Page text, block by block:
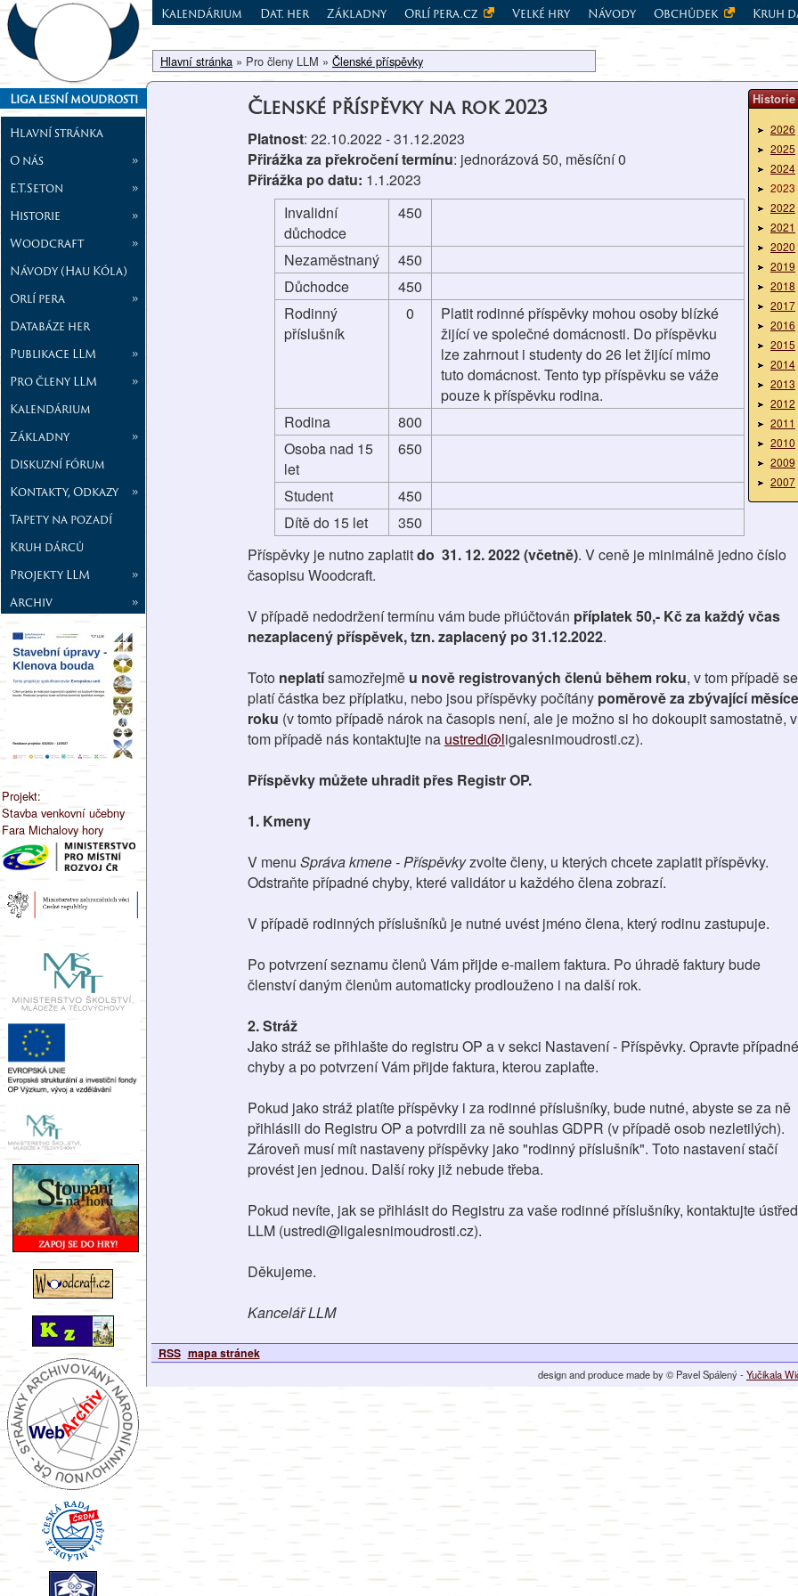
Liga lesní moudrosti
Hlavní stránka
O nás
»
E.T.Seton
»
Historie
»
Woodcraft
»
Návody (Hau Kóla)
Orlí pera
»
Databáze her
Publikace LLM
»
Pro členy LLM
»
Kalendárium
Základny
»
Diskuzní fórum
Kontakty, Odkazy
»
Tapety na pozadí
Kruh dárců
Projekty LLM
»
Archiv
»
Projekt:
Stavba venkovní učebny
Fara Michalovy hory
Kalendárium Dat. her Základny Orlí pera.cz Velké hry Návody Obchůdek Kruh
Hlavní stránka » Pro členy LLM » Členské příspěvky
Historie
2026
2025
2024
2023
2022
2021
2020
2019
2018
2017
2016
2015
2014
2013
2012
2011
2010
2009
2007
Členské příspěvky na rok 2023
Platnost: 22.10.2022 - 31.12.2023
Přirážka za překročení termínu: jednorázová 50, měsíční 0
Přirážka po datu: 1.1.2023
Invalidní
důchodce
450
Nezaměstnaný
450
Důchodce
450
Rodinný
příslušník
0
Platit rodinné příspěvky mohou osoby blízké
žijící ve společné domácnosti. Do příspěvku
lze zahrnout i studenty do 26 let žijící mimo
tuto domácnost. Tento typ příspěvku se váže
pouze k příspěvku rodina.
Rodina
800
Osoba nad 15
let
650
Student
450
Dítě do 15 let
350
Příspěvky je nutno zaplatitdo 31. 12. 2022 (včetně). V ceně je minimálně jedno číslo
časopisu Woodcraft.
V případě nedodržení termínu vám bude přiúčtován příplatek 50,- Kč za každý včas
nezaplacený příspěvek, tzn. zaplacený po 31.12.2022.
Toto neplatísamozřejměu nově registrovaných členů během roku, v tom případě se
platí částka bez příplatku, nebo jsou příspěvky počítánypoměrově za zbývající měsíce
roku (v tomto případě nárok na časopis není, ale je možno si ho dokoupit samostatně, v
tom případě nás kontaktujte na ustredi@ligalesnimoudrosti.cz).
Příspěvky můžete uhradit přes Registr OP.
1. Kmeny
V menu Správa kmene - Příspěvkyzvolte členy, u kterých chcete zaplatit příspěvky.
Odstraňte případné chyby, které validátor u každého člena zobrazí.
V případě rodinných příslušníků je nutné uvést jméno člena, který rodinu zastupuje.
Po potvrzení seznamu členů Vám přijde e-mailem faktura. Po úhradě faktury bude
členství daným členům automaticky prodlouženo i na další rok.
2. Stráž
Jako stráž se přihlašte do registru OP a v sekci Nastavení - Příspěvky. Opravte případné
chyby a po potvrzení Vám přijde faktura, kterou zaplaťte.
Pokud jako stráž platíte příspěvky i za rodinné příslušníky, bude nutné, abyste se za ně
přihlásili do Registru OP a potvrdili za ně souhlas GDPR (v případě osob nezletilých).
Zároveň musí mít nastaveny příspěvky jako "rodinný příslušník". Toto nastavení stačí
provést jen jednou. Další roky již nebude třeba.
Pokud nevíte, jak se přihlásit do Registru za vaše rodinné příslušníky, kontaktujte
LLM (ustredi@ligalesnimoudrosti.cz).
Děkujeme.
Kancelář LLM
RSS mapa stránek
design and produce made by © Pavel Spálený -Yučikala